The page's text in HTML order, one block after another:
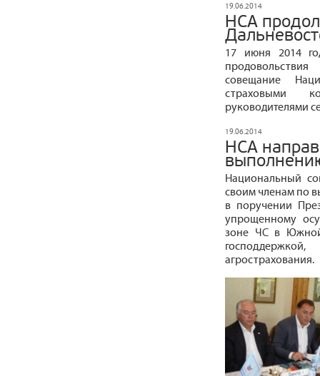
19.06.2014
НСА
17 июня 2014
совещание
страховыми
руководителями
19.06.2014
НСА
Национальный
своим членам по
в поручении
упрощенному
зоне ЧС в Южной
агрострахования.